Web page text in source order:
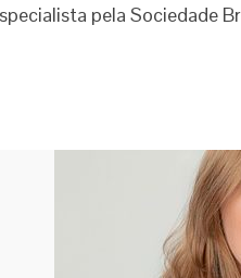
pela Sociedade